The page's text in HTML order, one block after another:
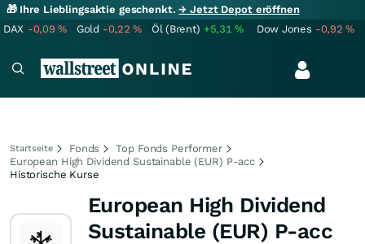
🎁 Ihre Lieblingsaktie geschenkt.→ Jetzt Depot eröffnen
DAX -0,09% Gold -0,22% Öl (Brent) +5,31% Dow Jones -0,92%
Startseite Fonds
Top Fonds Performer
European High Dividend Sustainable (EUR) P-acc
Historische Kurse
European High Dividend
Sustainable (EUR) P-acc